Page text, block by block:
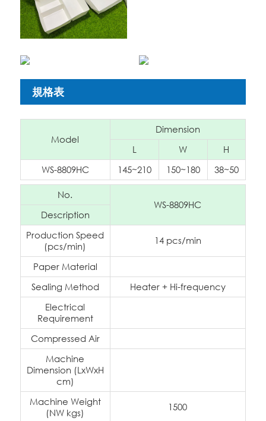
規格表
Model
Dimension
L
W
H
WS-8809HC
145~210 150~180 38~50
No.
WS-8809HC
Description
Production Speed
(pcs/min)
14 pcs/min
Paper Material
Sealing Method
Heater + Hi-frequency
Electrical
Requirement
Compressed Air
Machine
Dimension (LxWxH
cm)
Machine Weight
(NW kgs)
1500